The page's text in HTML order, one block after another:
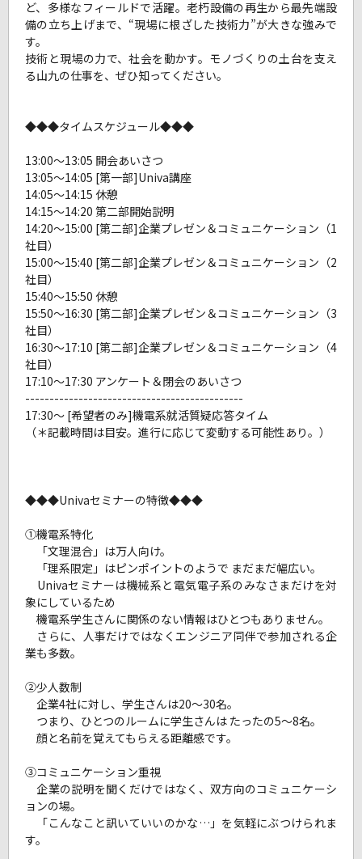
ど、多様なフィールドで活躍。老朽設備の再生から最先端設
備の立ち上げまで、“現場に根ざした技術力”が大きな強みで
す。
技術と現場の力で、社会を動かす。モノづくりの土台を支え
る山九の仕事を、ぜひ知ってください。
◆◆◆タイムスケジュール◆◆◆
13:00～13:05 開会あいさつ
13:05～14:05 [第一部]Univa講座
14:05～14:15 休憩
14:15～14:20 第二部開始説明
14:20～15:00 [第二部]企業プレゼン＆コミュニケーション（1
社目）
15:00～15:40 [第二部]企業プレゼン＆コミュニケーション（2
社目）
15:40～15:50 休憩
15:50～16:30 [第二部]企業プレゼン＆コミュニケーション（3
社目）
16:30～17:10 [第二部]企業プレゼン＆コミュニケーション（4
社目）
17:10～17:30 アンケート＆閉会のあいさつ
---------------------------------------------
17:30～ [希望者のみ]機電系就活質疑応答タイム
（＊記載時間は目安。進行に応じて変動する可能性あり。）
◆◆◆Univaセミナーの特徴◆◆◆
①機電系特化
「文理混合」は万人向け。
「理系限定」はピンポイントのようで まだまだ幅広い。
Univaセミナーは機械系と電気電子系のみなさまだけを対
象にしているため
機電系学生さんに関係のない情報はひとつもありません。
さらに、人事だけではなくエンジニア同伴で参加される企
業も多数。
②少人数制
企業4社に対し、学生さんは20～30名。
つまり、ひとつのルームに学生さんは たったの5～8名。
顔と名前を覚えてもらえる距離感です。
③コミュニケーション重視
企業の説明を聞くだけではなく、双方向のコミュニケーシ
ョンの場。
「こんなこと訊いていいのかな…」を気軽にぶつけられま
す。